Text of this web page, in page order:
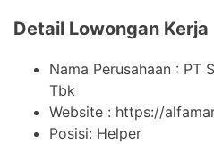
Detail Lowongan Kerja
Nama Perusahaan : PT
Tbk
Website : https://
Posisi: Helper